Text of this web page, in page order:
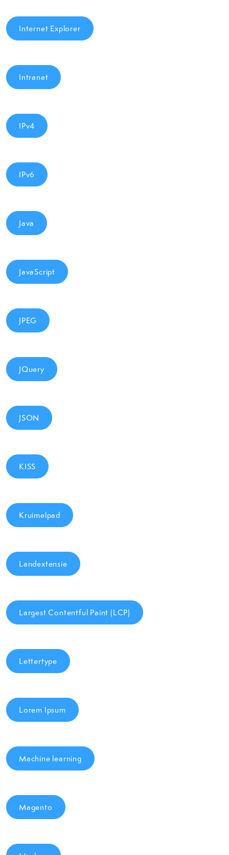
Internet Explorer
Intranet
IPv4
IPv6
Java
JavaScript
JPEG
JQuery
JSON
KISS
Kruimelpad
Landextensie
Largest Contentful Paint (LCP)
Lettertype
Lorem Ipsum
Machine learning
Magento